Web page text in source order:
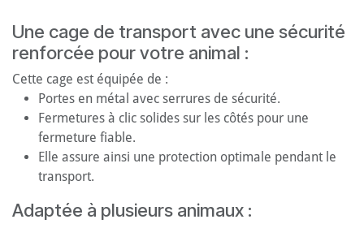
Une cage de transport avec une sécurité
renforcée pour votre animal :
Cette cage est équipée de :
Portes en métal avec serrures de sécurité.
Fermetures à clic solides sur les côtés pour une
fermeture fiable.
Elle assure ainsi une protection optimale pendant le
transport.
Adaptée à plusieurs animaux :